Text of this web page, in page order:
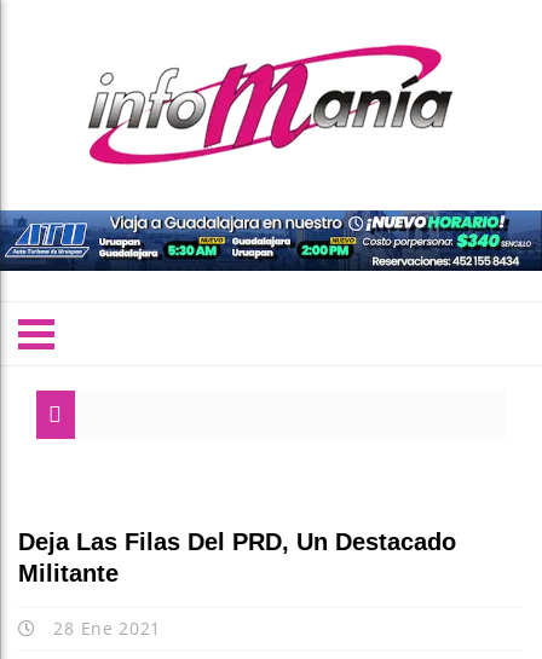
Deja Las Filas Del PRD, Un Destacado
Militante
28 Ene 2021